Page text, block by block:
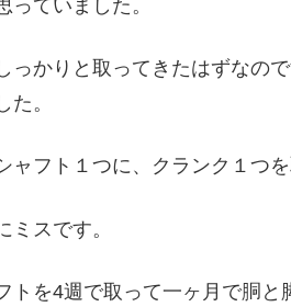
っていました。
っかりと取ってきたはずなの
。
フト１つに、クランク１つ
スです。
トを4週で取って一ヶ月で胴と